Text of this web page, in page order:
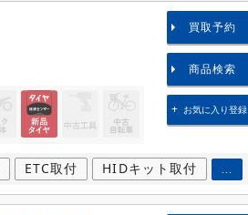
ETC取付 HIDキット取付 ...
買取予約
商品検索
お気に入り登録